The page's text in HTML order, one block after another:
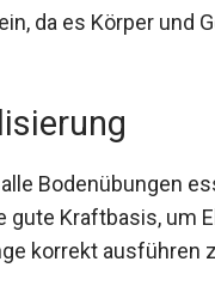
da es Körper und
Bodenübungen
Kraftbasis, um
korrekt ausführen